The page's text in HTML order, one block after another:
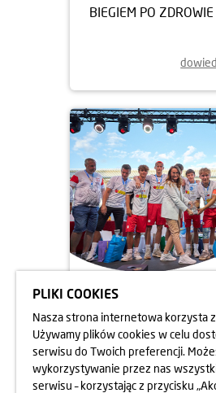
BIEGIEM PO ZDROWIE
12.08.2024
MISTRZOSTWA
Z DOMÓW DZIECKA
PLIKI COOKIES
Nasza strona internetowa korzysta
Używamy plików cookies w celu
serwisu do Twoich preferencji.
wykorzystywanie przez nas
serwisu – korzystając z przycisku